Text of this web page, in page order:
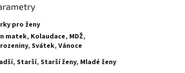
pro ženy
matek, Kolaudace, MDŽ,
,Svátek,Vánoce
,Starší,Starší ženy, Mladé ženy